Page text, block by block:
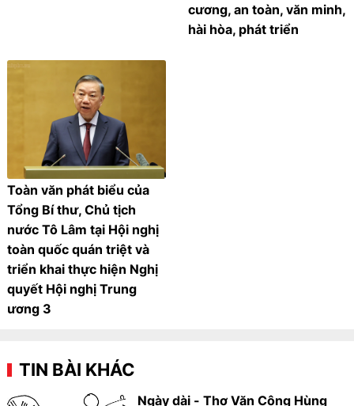
cương, an toàn, văn minh,
hài hòa, phát triển
Toàn văn phát biểu của
Tổng Bí thư, Chủ tịch
nước Tô Lâm tại Hội nghị
toàn quốc quán triệt và
triển khai thực hiện Nghị
quyết Hội nghị Trung
ương 3
TIN BÀI KHÁC
Ngày dài - Thơ Văn Công Hùng